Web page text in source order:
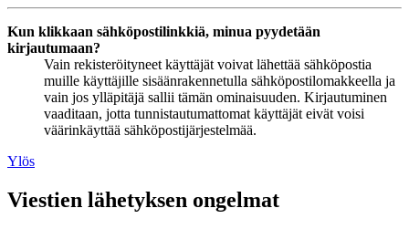
Kun klikkaan sähköpostilinkkiä, minua pyydetään
kirjautumaan?
Vain rekisteröityneet käyttäjät voivat lähettää sähköpostia
muille käyttäjille sisäänrakennetulla sähköpostilomakkeella ja
vain jos ylläpitäjä sallii tämän ominaisuuden. Kirjautuminen
vaaditaan, jotta tunnistautumattomat käyttäjät eivät voisi
väärinkäyttää sähköpostijärjestelmää.
Ylös
Viestien lähetyksen ongelmat